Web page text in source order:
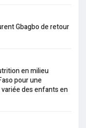
Gbagbo de retour
en milieu
pour une
des enfants en